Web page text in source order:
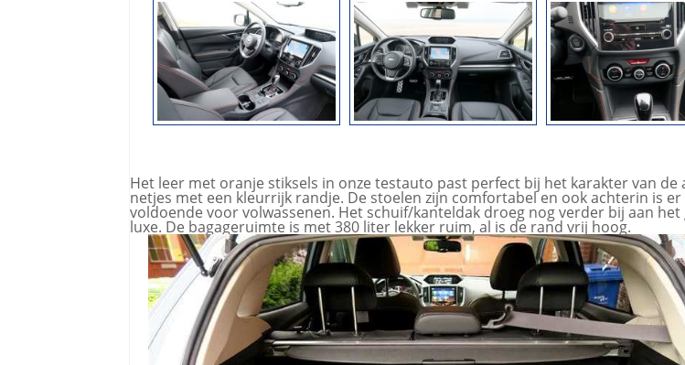
Het leer met oranje stiksels in onze testauto past perfect bij het karakter van de
netjes met een kleurrijk randje. De stoelen zijn comfortabel en ook achterin is
voldoende voor volwassenen. Het schuif/kanteldak droeg nog verder bij aan het
luxe. De bagageruimte is met 380 liter lekker ruim, al is de rand vrij hoog.